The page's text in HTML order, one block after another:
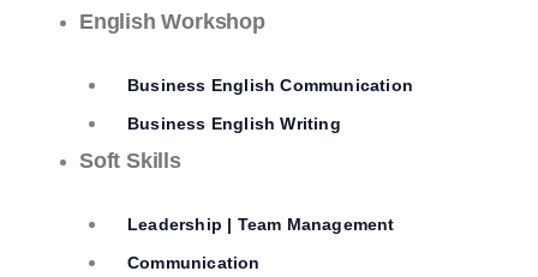
English Workshop
Business English Communication
Business English Writing
Soft Skills
Leadership | Team Management
Communication